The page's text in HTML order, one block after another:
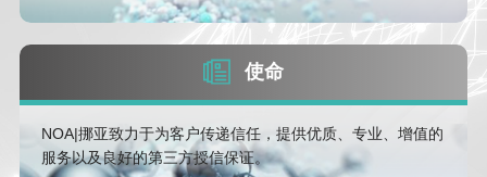
使命
NOA|挪亚致力于为客户传递信任，提供优质、专业、增值的
服务以及良好的第三方授信保证。